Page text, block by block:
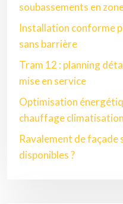
soubassements en
Installation conforme
sans barrière
Tram 12 : planning
mise en service
Optimisation
chauffage
Ravalement de façade
disponibles ?